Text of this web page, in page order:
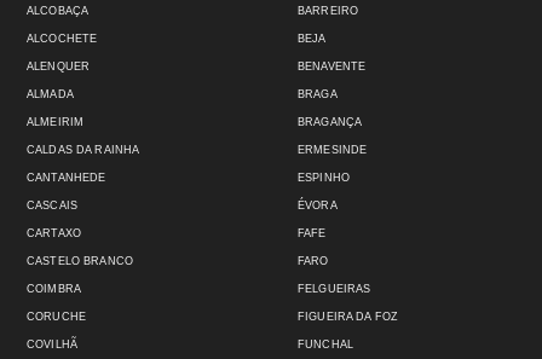
ALCOBAÇA
ALCOCHETE
ALENQUER
ALMADA
ALMEIRIM
BARREIRO
BEJA
BENAVENTE
BRAGA
BRAGANÇA
CALDAS DA RAINHA
CANTANHEDE
CASCAIS
CARTAXO
CASTELO BRANCO
COIMBRA
CORUCHE
COVILHÃ
ERMESINDE
ESPINHO
ÉVORA
FAFE
FARO
FELGUEIRAS
FIGUEIRA DA FOZ
FUNCHAL